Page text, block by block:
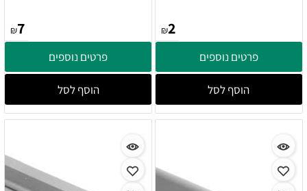
₪2
פרטים נוספים
הוסף לסל
₪7
פרטים נוספים
הוסף לסל